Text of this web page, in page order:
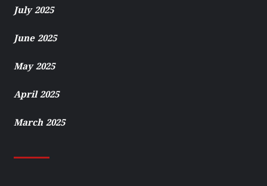
July 2025
June 2025
May 2025
April 2025
March 2025